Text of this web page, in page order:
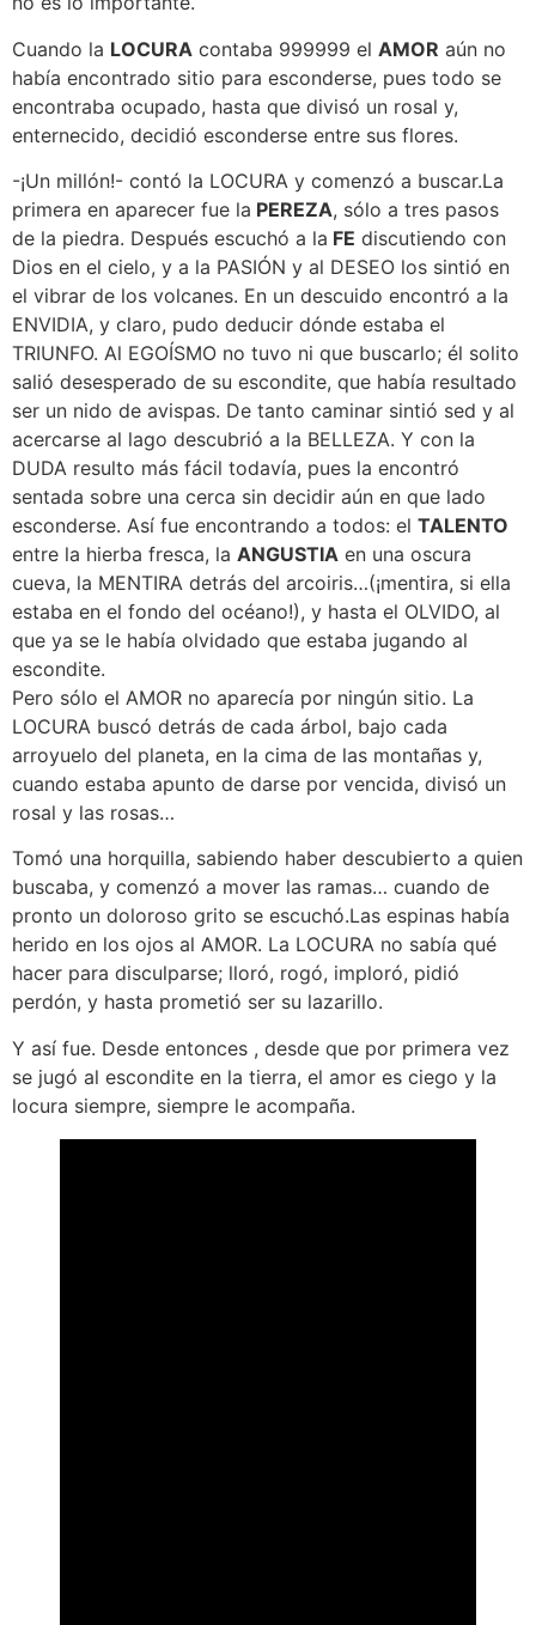
Cuando la LOCURA contaba 999999 el AMOR aún no
había encontrado sitio para esconderse, pues todo se
encontraba ocupado, hasta que divisó un rosal y,
enternecido, decidió esconderse entre sus flores.
-¡Un millón!- contó la LOCURA y comenzó a buscar.La
primera en aparecer fue la PEREZA, sólo a tres pasos
de la piedra. Después escuchó a la FE discutiendo con
Dios en el cielo, y a la PASIÓN y al DESEO los sintió en
el vibrar de los volcanes. En un descuido encontró a la
ENVIDIA, y claro, pudo deducir dónde estaba el
TRIUNFO. Al EGOÍSMO no tuvo ni que buscarlo; él solito
salió desesperado de su escondite, que había resultado
ser un nido de avispas. De tanto caminar sintió sed y al
acercarse al lago descubrió a la BELLEZA. Y con la
DUDA resulto más fácil todavía, pues la encontró
sentada sobre una cerca sin decidir aún en que lado
esconderse. Así fue encontrando a todos: el TALENTO
entre la hierba fresca, la ANGUSTIA en una oscura
cueva, la MENTIRA detrás del arcoiris…(¡mentira, si ella
estaba en el fondo del océano!), y hasta el OLVIDO, al
que ya se le había olvidado que estaba jugando al
escondite.
Pero sólo el AMOR no aparecía por ningún sitio. La
LOCURA buscó detrás de cada árbol, bajo cada
arroyuelo del planeta, en la cima de las montañas y,
cuando estaba apunto de darse por vencida, divisó un
rosal y las rosas…
Tomó una horquilla, sabiendo haber descubierto a quien
buscaba, y comenzó a mover las ramas… cuando de
pronto un doloroso grito se escuchó.Las espinas había
herido en los ojos al AMOR. La LOCURA no sabía qué
hacer para disculparse; lloró, rogó, imploró, pidió
perdón, y hasta prometió ser su lazarillo.
Y así fue. Desde entonces , desde que por primera vez
se jugó al escondite en la tierra, el amor es ciego y la
locura siempre, siempre le acompaña.